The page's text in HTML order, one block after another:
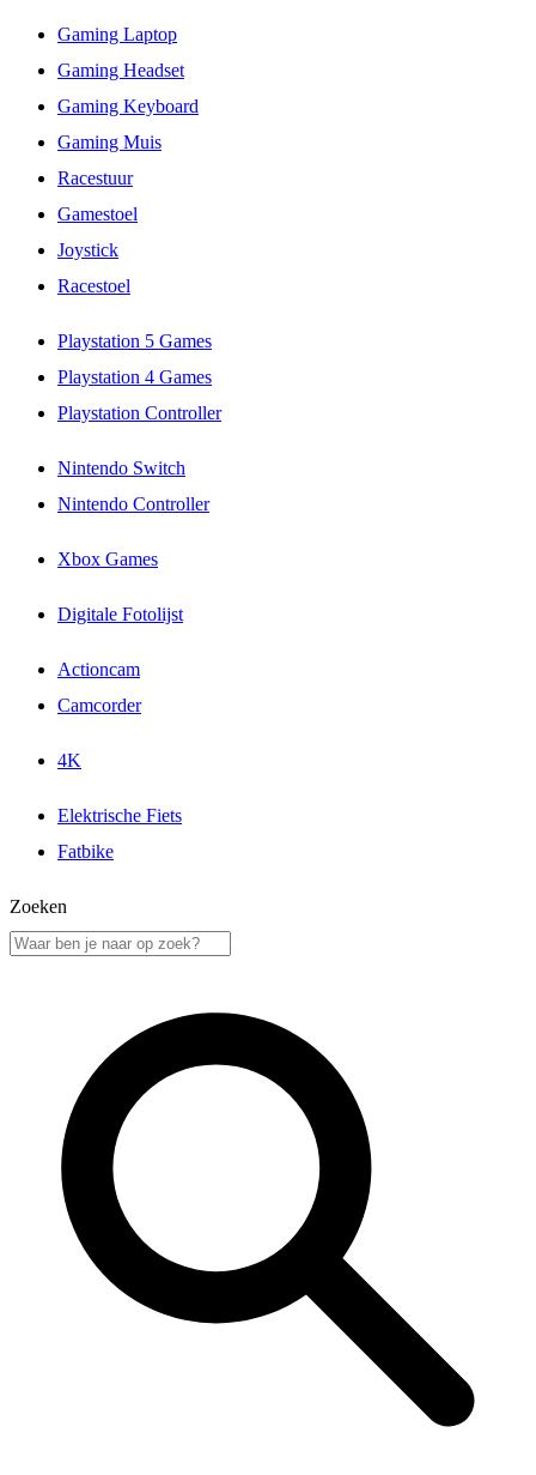
Gaming Laptop
Gaming Headset
Gaming Keyboard
Gaming Muis
Racestuur
Gamestoel
Joystick
Racestoel
Playstation 5 Games
Playstation 4 Games
Playstation Controller
Nintendo Switch
Nintendo Controller
Xbox Games
Digitale Fotolijst
Actioncam
Camcorder
4K
Elektrische Fiets
Fatbike
Zoeken